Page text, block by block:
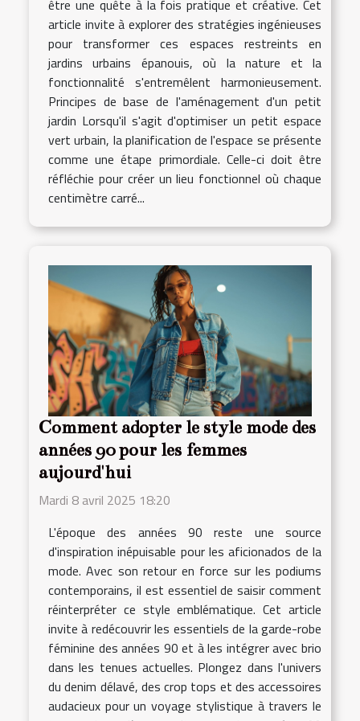
être une quête à la fois pratique et créative. Cet
article invite à explorer des stratégies ingénieuses
pour transformer ces espaces restreints en
jardins urbains épanouis, où la nature et la
fonctionnalité s'entremêlent harmonieusement.
Principes de base de l'aménagement d'un petit
jardin Lorsqu'il s'agit d'optimiser un petit espace
vert urbain, la planification de l'espace se présente
comme une étape primordiale. Celle-ci doit être
réfléchie pour créer un lieu fonctionnel où chaque
centimètre carré...
Comment adopter le style mode des
années 90 pour les femmes
aujourd'hui
Mardi 8 avril 2025 18:20
L'époque des années 90 reste une source
d'inspiration inépuisable pour les aficionados de la
mode. Avec son retour en force sur les podiums
contemporains, il est essentiel de saisir comment
réinterpréter ce style emblématique. Cet article
invite à redécouvrir les essentiels de la garde-robe
féminine des années 90 et à les intégrer avec brio
dans les tenues actuelles. Plongez dans l'univers
du denim délavé, des crop tops et des accessoires
audacieux pour un voyage stylistique à travers le